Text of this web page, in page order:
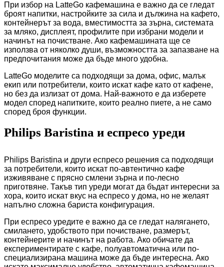
При избор на LatteGo кафемашина е важно да се гледат
броят напитки, настройките за сила и дължина на кафето,
контейнерът за вода, вместимостта за зърна, системата
за мляко, дисплеят, профилите при избрани модели и
начинът на почистване. Ако кафемашината ще се
използва от няколко души, възможността за запазване на
предпочитания може да бъде много удобна.
LatteGo моделите са подходящи за дома, офис, малък
екип или потребители, които искат кафе като от кафене,
но без да излизат от дома. Най-важното е да изберете
модел според напитките, които реално пиете, а не само
според броя функции.
Philips Baristina и еспресо уреди
Philips Baristina и други еспресо решения са подходящи
за потребители, които искат по-автентично кафе
изживяване с прясно смлени зърна и по-лесно
приготвяне. Такъв тип уреди могат да бъдат интересни за
хора, които искат вкус на еспресо у дома, но не желаят
напълно сложна бариста конфигурация.
При еспресо уредите е важно да се гледат налягането,
смилането, удобството при почистване, размерът,
контейнерите и начинът на работа. Ако обичате да
експериментирате с кафе, полуавтоматична или по-
специализирана машина може да бъде интересна. Ако